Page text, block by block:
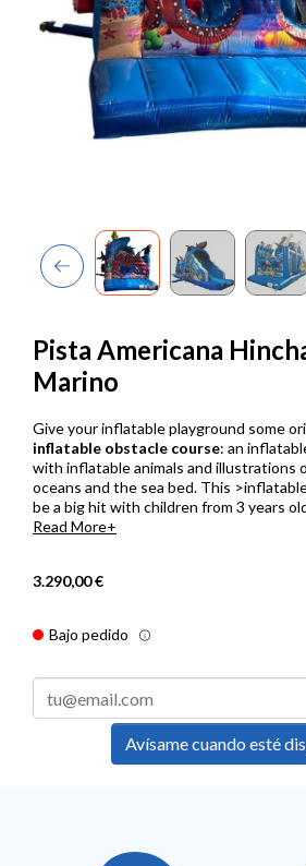
Previous
Pista Americana
Marino
Give your inflatable playground some
inflatable obstacle course: an
with inflatable animals and illustrations
oceans and the sea bed. This
be a big hit with children from 3 years
Read More
3.290,00 €
Bajo pedido
Avísame cuando esté